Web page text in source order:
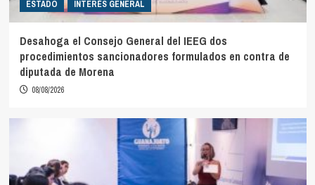
ESTADO INTERÉS GENERAL
Desahoga el Consejo General del IEEG dos
procedimientos sancionadores formulados en contra de
diputada de Morena
08/08/2026